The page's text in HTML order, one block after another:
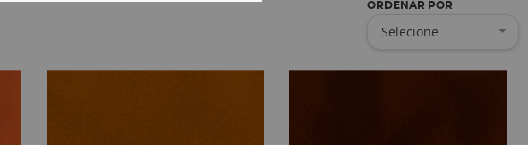
ORDENAR POR
Selecione